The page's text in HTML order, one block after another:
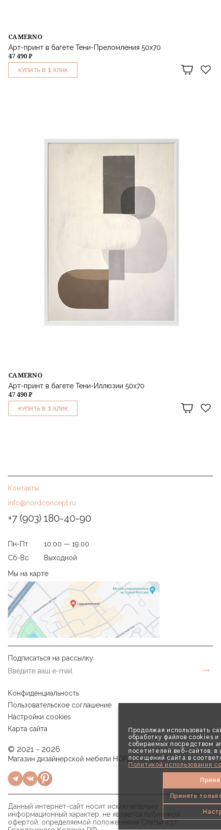
Продолжая использовать
обработку файлов cookies и
собираемых посредством
посетителей веб-сайтов, в
посещений сайта в
Политикой использования
Принять
CAMERNO
Арт-принт в багете Тени-Преломления 50х70
47 490 ₽
КУПИТЬ В 1 КЛИК
CAMERNO
Арт-принт в багете Тени-Иллюзии 50х70
47 490 ₽
КУПИТЬ В 1 КЛИК
Контакты
info@nordconcept.ru
+7 (903) 180-40-90
Пн-Пт
10:00 — 19.00
Сб-Вс
Выходной
Мы на карте
Подписаться на рассылку
Конфиденциальность
Пользовательское соглашение
Настройки cookies
Карта сайта
© 2021 - 2026
Магазин дизайнерской мебели НОРД КОНЦЕПТ
Данный интернет-сайт носит исключительно
информационный характер, не является публичной
офертой, определяемой положениями Статьи 437